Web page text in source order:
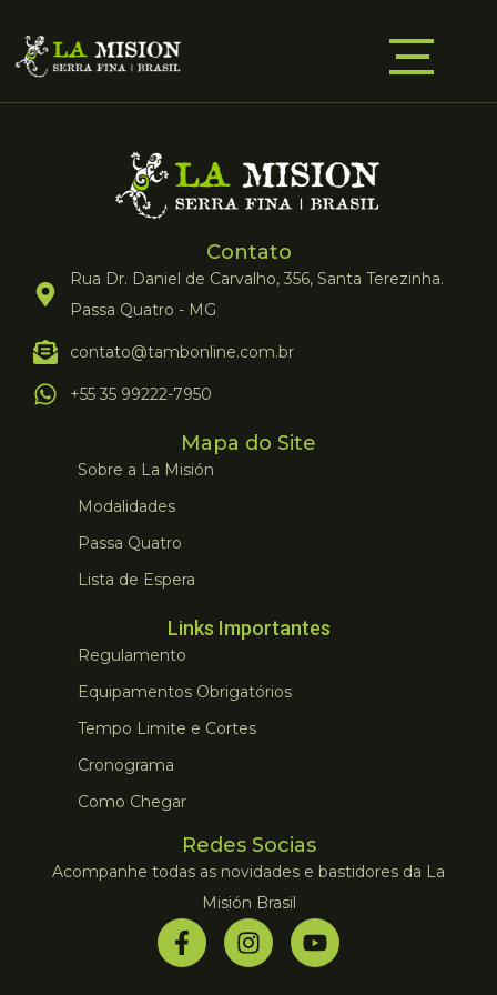
Contato
Rua Dr. Daniel de Carvalho, 356, Santa Terezinha.
Passa Quatro - MG
contato@tambonline.com.br
+55 35 99222-7950
Mapa do Site
Sobre a La Misión
Modalidades
Passa Quatro
Lista de Espera
Links Importantes
Regulamento
Equipamentos Obrigatórios
Tempo Limite e Cortes
Cronograma
Como Chegar
Redes Socias
Acompanhe todas as novidades e bastidores da La
Misión Brasil